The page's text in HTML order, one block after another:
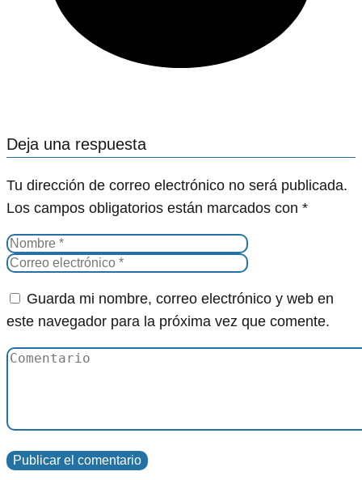
Deja una respuesta
Tu dirección de correo electrónico no será publicada.
Los campos obligatorios están marcados con *
Guarda mi nombre, correo electrónico y web en
este navegador para la próxima vez que comente.